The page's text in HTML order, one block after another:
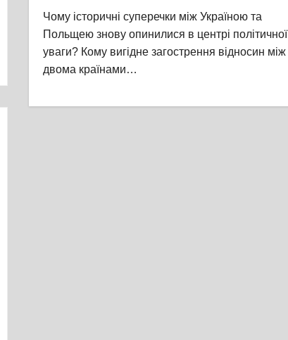
разом із журналістом
Валерієм Воротником
аналізують українсько-
польські відносини
Чому історичні суперечки між Україною та
Польщею знову опинилися в центрі політичної
уваги? Кому вигідне загострення відносин між
двома країнами…